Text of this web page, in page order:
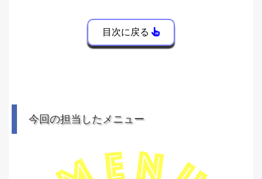
目次に戻る
今回の担当したメニュー